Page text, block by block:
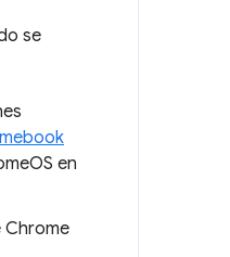
se
en
Chrome